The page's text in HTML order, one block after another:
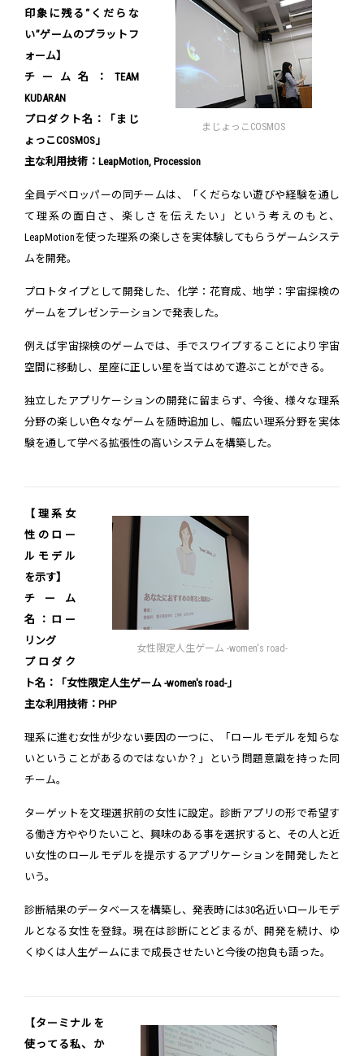
まじょっこCOSMOS
印象に残る“くだらな
い”ゲームのプラットフ
ォーム】
チーム名：TEAM
KUDARAN
プロダクト名：「まじ
ょっこCOSMOS」
主な利用技術：LeapMotion, Procession
全員デベロッパーの同チームは、「くだらない遊びや経験を通し
て理系の面白さ、楽しさを伝えたい」という考えのもと、
LeapMotionを使った理系の楽しさを実体験してもらうゲームシステ
ムを開発。
プロトタイプとして開発した、化学：花育成、地学：宇宙探検の
ゲームをプレゼンテーションで発表した。
例えば宇宙探検のゲームでは、手でスワイプすることにより宇宙
空間に移動し、星座に正しい星を当てはめて遊ぶことができる。
独立したアプリケーションの開発に留まらず、今後、様々な理系
分野の楽しい色々なゲームを随時追加し、幅広い理系分野を実体
験を通して学べる拡張性の高いシステムを構築した。
女性限定人生ゲーム -women's road-
【理系女
性のロー
ルモデル
を示す】
チーム
名：ロー
リング
プロダク
ト名：「女性限定人生ゲーム -women's road-」
主な利用技術：PHP
理系に進む女性が少ない要因の一つに、「ロールモデルを知らな
いということがあるのではないか？」という問題意識を持った同
チーム。
ターゲットを文理選択前の女性に設定。診断アプリの形で希望す
る働き方ややりたいこと、興味のある事を選択すると、その人と近
い女性のロールモデルを提示するアプリケーションを開発したと
いう。
診断結果のデータベースを構築し、発表時には30名近いロールモデ
ルとなる女性を登録。現在は診断にとどまるが、開発を続け、ゆ
くゆくは人生ゲームにまで成長させたいと今後の抱負も語った。
【ターミナルを
使ってる私、か